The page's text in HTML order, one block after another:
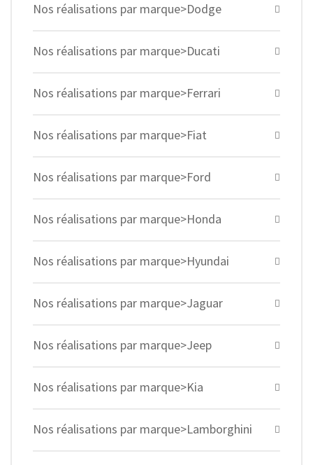
Nos réalisations par marque>Dodge
Nos réalisations par marque>Ducati
Nos réalisations par marque>Ferrari
Nos réalisations par marque>Fiat
Nos réalisations par marque>Ford
Nos réalisations par marque>Honda
Nos réalisations par marque>Hyundai
Nos réalisations par marque>Jaguar
Nos réalisations par marque>Jeep
Nos réalisations par marque>Kia
Nos réalisations par marque>Lamborghini